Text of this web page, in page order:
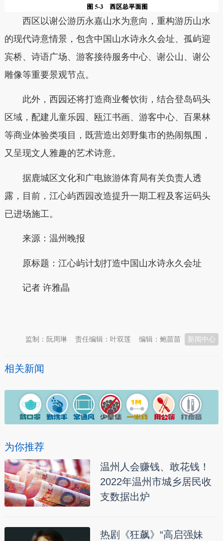
西区以谢公游历永嘉山水为意向，重构游历山水
的现代诗意情景，包含中国山水诗永久会址、孤屿迎
宾桥、诗语广场、游客接待服务中心、谢公山、谢公
雕像等重要景观节点。
此外，西园还将打造商业餐饮街，结合登岛码头
区域，配建儿童乐园、瓯江书画、游客中心、百果林
等商业体验类项目，既营造出郊野集市的热闹氛围，
又呈现文人雅趣的艺术诗意。
据鹿城区文化和广电旅游体育局有关负责人透
露，目前，江心屿西园改造提升一期工程及客运码头
已进场施工。
来源：温州晚报
原标题：江心屿计划打造中国山水诗永久会址
记者 许雅晶
新闻中心
编辑：鲍苗苗
责任编辑：叶双莲
监制：阮周琳
相关新闻
为你推荐
温州人会赚钱、敢花钱！
2022年温州市城乡居民收
支数据出炉
热剧《狂飙》“高启强妹